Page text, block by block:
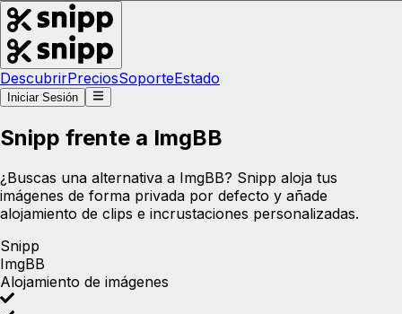
DescubrirPreciosSoporteEstado
Iniciar Sesión
Snipp frente a ImgBB
¿Buscas una alternativa a ImgBB? Snipp aloja tus
imágenes de forma privada por defecto y añade
alojamiento de clips e incrustaciones personalizadas.
Snipp
ImgBB
Alojamiento de imágenes